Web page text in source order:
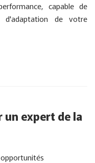
capable de
d'adaptation de votre
expert de la